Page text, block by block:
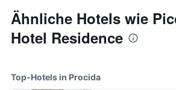
Ähnliche Hotels wie
Hotel Residence
Top-Hotels in Procida